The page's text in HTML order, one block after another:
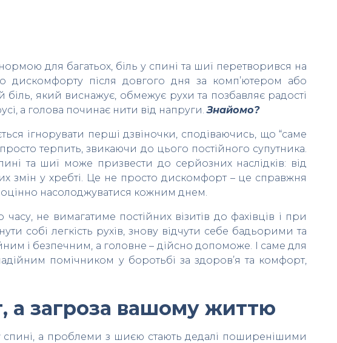
для багатьох, біль у спині та шиї перетворився на
дискомфорту після довгого дня за комп’ютером або
який виснажує, обмежує рухи та позбавляє радості
а голова починає нити від напруги.Знайомо?
ігнорувати перші дзвіночки, сподіваючись, що “саме
терпить, звикаючи до цього постійного супутника.
та шиї може призвести до серйозних наслідків: від
змін у хребті. Це не просто дискомфорт – це справжня
насолоджуватися кожним днем.
не вимагатиме постійних візитів до фахівців і при
собі легкість рухів, знову відчути себе бадьорими та
і безпечним, а головне – дійсно допоможе. І саме для
помічником у боротьбі за здоров’я та комфорт,
а загроза вашому життю
спині, а проблеми з шиєю стають дедалі поширенішими